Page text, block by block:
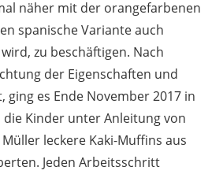
näher mit der orangefarbenen
spanische Variante auch
zu beschäftigen. Nach
der Eigenschaften und
ging es Ende November 2017 in
die Kinder unter Anleitung von
leckere Kaki-Muffins aus
Jeden Arbeitsschritt